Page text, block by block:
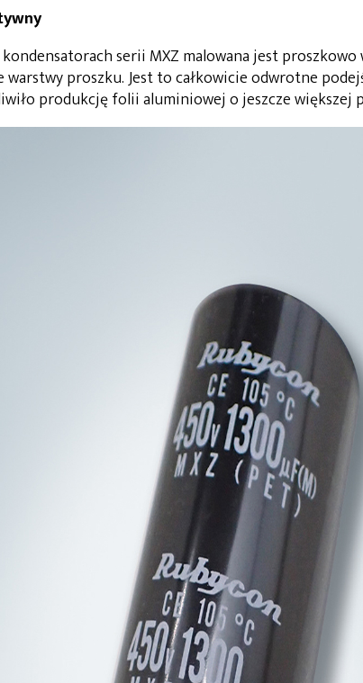
serii MXZ malowana jest
warstwy proszku. Jest to całkowicie odwrotne
produkcję folii aluminiowej o jeszcze większej